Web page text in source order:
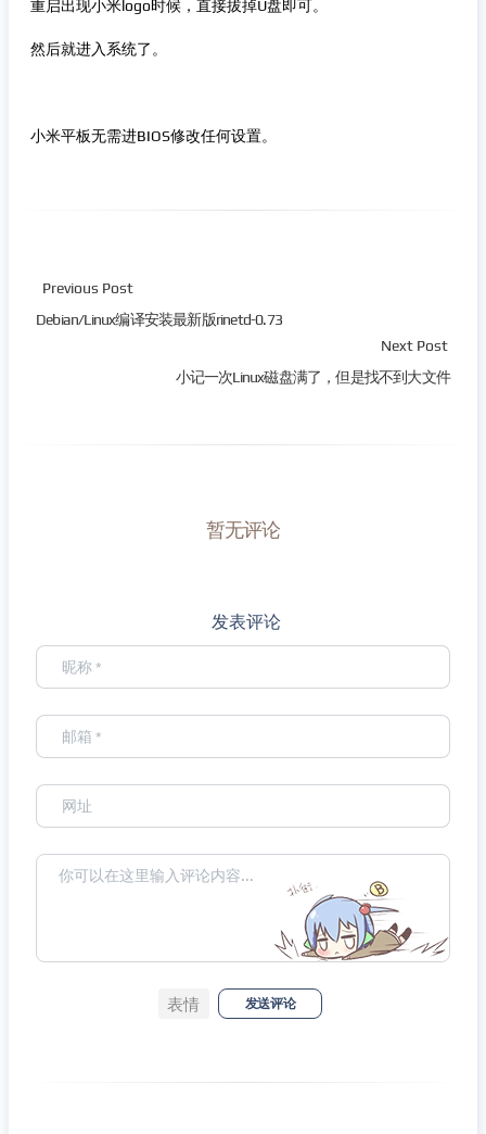
重启出现小米logo时候，直接拔掉U盘即可。
然后就进入系统了。
小米平板无需进BIOS修改任何设置。
Previous Post
Debian/Linux编译安装最新版rinetd-0.73
Next Post
小记一次Linux磁盘满了，但是找不到大文件
暂无评论
发表评论
表情 发送评论